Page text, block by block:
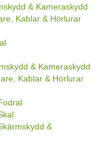
& Kameraskydd
Kablar & Hörlurar
& Kameraskydd
Kablar & Hörlurar
&